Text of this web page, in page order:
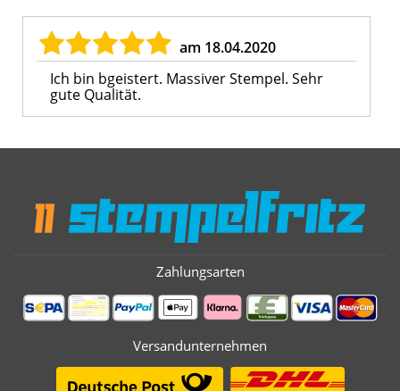
am 18.04.2020
Ich bin bgeistert. Massiver Stempel. Sehr
gute Qualität.
Zahlungsarten
Versandunternehmen